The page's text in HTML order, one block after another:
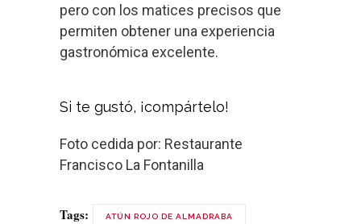
pero con los matices precisos que
permiten obtener una experiencia
gastronómica excelente.
Si te gustó, ¡compártelo!
Foto cedida por: Restaurante
Francisco La Fontanilla
Tags: ATÚN ROJO DE ALMADRABA